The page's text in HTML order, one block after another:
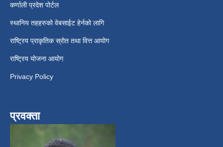
कर्णाली प्रदेश पोर्टल
स्थानिय तहहरुको वेबसाईट हेर्नको लागि
राष्ट्रिय प्राकृतिक स्रोत तथा वित्त आयोग
राष्ट्रिय योजना आयोग
Privacy Policy
प्रवक्ता